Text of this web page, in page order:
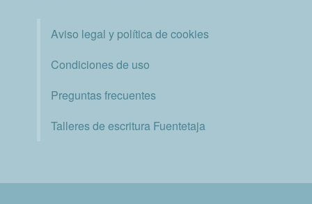
Aviso legal y política de cookies
Condiciones de uso
Preguntas frecuentes
Talleres de escritura Fuentetaja